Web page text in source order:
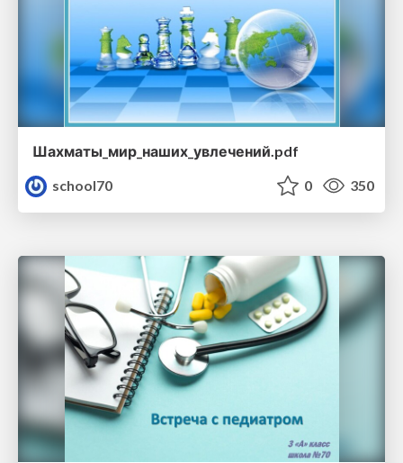
Шахматы_мир_наших_увлечений.pdf
school70
0 350